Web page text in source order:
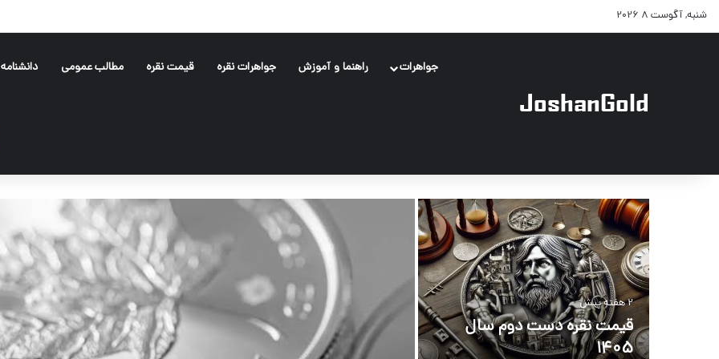
شنبه, آگوست 8 2026
جواهرات راهنما و آموزش جواهرات نقره قیمت نقره مطالب عمومی دانشنامه
2 هفته پیش
قیمت نقره دست دوم سال
1405